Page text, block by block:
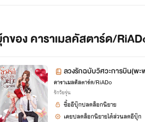
ของ คาราเมลคัสตาร์ด/
ลวงรักฉบับวิศวะการบิน(พะ
คาราเมลคัสตาร์ด/RiADo
รักวัยรุ่น
ซื้ออีบุ๊กปลดล็อกนิยาย
เคยปลดล็อกนิยายได้ส่วนลดอีบุ๊ก